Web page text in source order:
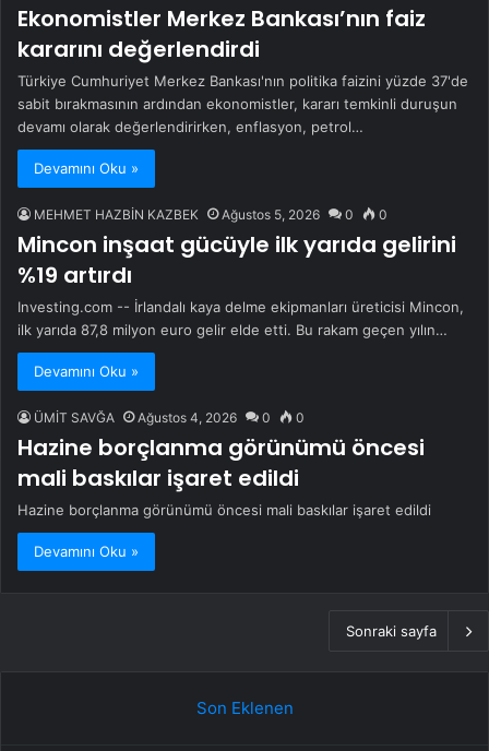
Ekonomistler Merkez Bankası’nın faiz
kararını değerlendirdi
Türkiye Cumhuriyet Merkez Bankası'nın politika faizini yüzde 37'de
sabit bırakmasının ardından ekonomistler, kararı temkinli duruşun
devamı olarak değerlendirirken, enflasyon, petrol…
Devamını Oku »
MEHMET HAZBİN KAZBEK Ağustos 5, 2026 0 0
Mincon inşaat gücüyle ilk yarıda gelirini
%19 artırdı
Investing.com -- İrlandalı kaya delme ekipmanları üreticisi Mincon,
ilk yarıda 87,8 milyon euro gelir elde etti. Bu rakam geçen yılın…
Devamını Oku »
ÜMİT SAVĞA Ağustos 4, 2026 0 0
Hazine borçlanma görünümü öncesi
mali baskılar işaret edildi
Hazine borçlanma görünümü öncesi mali baskılar işaret edildi
Devamını Oku »
Sonraki sayfa
Son Eklenen